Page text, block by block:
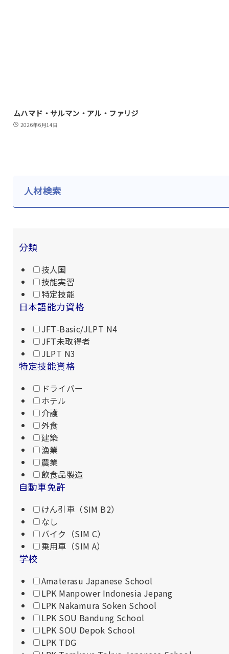
ムハマド・サルマン・アル・ファリジ
2026年6月14日
人材検索
分類
技人国
技能実習
特定技能
日本語能力資格
JFT-Basic/JLPT N4
JFT未取得者
JLPT N3
特定技能資格
ドライバー
ホテル
介護
外食
建築
漁業
農業
飲食品製造
自動車免許
けん引車（SIM B2）
なし
バイク（SIM C）
乗用車（SIM A）
学校
Amaterasu Japanese School
LPK Manpower Indonesia Jepang
LPK Nakamura Soken School
LPK SOU Bandung School
LPK SOU Depok School
LPK TDG